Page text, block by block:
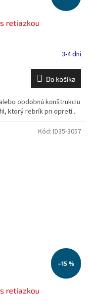
s retiazkou
3-4 dni
Do košíka
obdobnú konštrukciu
ktorý rebrík pri opretí...
–15 %
s retiazkou
Kód: ID35-3057